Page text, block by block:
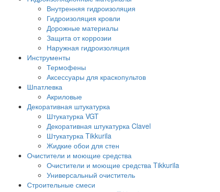
Внутренняя гидроизоляция
Гидроизоляция кровли
Дорожные материалы
Защита от коррозии
Наружная гидроизоляция
Инструменты
Термофены
Аксессуары для краскопультов
Шпатлевка
Акриловые
Декоративная штукатурка
Штукатурка VGT
Декоративная штукатурка Clavel
Штукатурка Tikkurila
Жидкие обои для стен
Очистители и моющие средства
Очистители и моющие средства Tikkurila
Универсальный очиститель
Строительные смеси